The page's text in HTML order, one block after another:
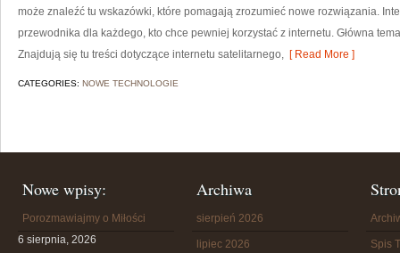
może znaleźć tu wskazówki, które pomagają zrozumieć nowe rozwiązania.
przewodnika dla każdego, kto chce pewniej korzystać z internetu. Główna
Znajdują się tu treści dotyczące internetu satelitarnego, [ Read More ]
CATEGORIES: NOWE TECHNOLOGIE
Nowe wpisy:
Porozmawiajmy o Miłości
6 sierpnia, 2026
Archiwa
sierpień 2026
lipiec 2026 Spis